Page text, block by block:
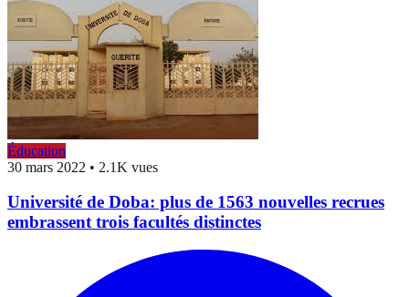
Éducation
30 mars 2022 • 2.1K vues
Université de Doba: plus de 1563 nouvelles recrues
embrassent trois facultés distinctes